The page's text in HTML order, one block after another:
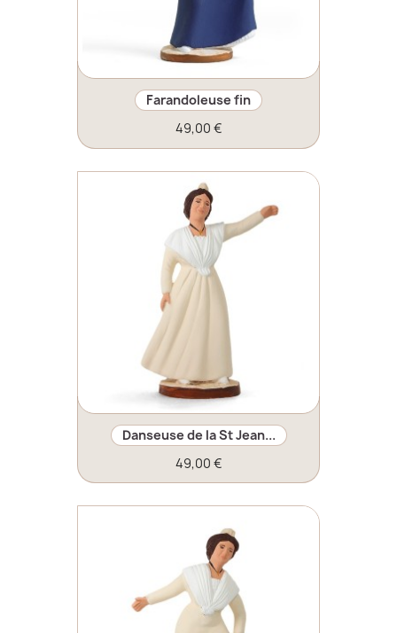
Farandoleuse fin
49,00 €
Danseuse de la St Jean...
49,00 €